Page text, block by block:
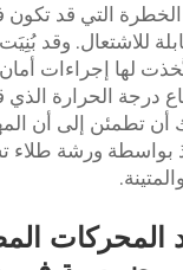
الخطرة التي قد تكون
للاشتعال. وقد
لها إجراءات
درجة الحرارة
أن تطمئن إلى أن
بواسطة ورشة طلاء
المحركات